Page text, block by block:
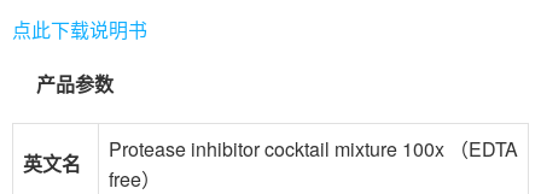
点此下载说明书
产品参数
英文名
Protease inhibitor cocktail mixture 100x （EDTA
free）